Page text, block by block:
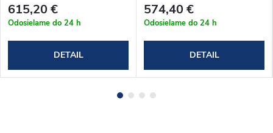
(T2P40K_14080C)
615,20 €
Odosielame do 24 h
DETAIL
(MYSSQ_9595C)
574,40 €
Odosielame do 24 h
DETAIL